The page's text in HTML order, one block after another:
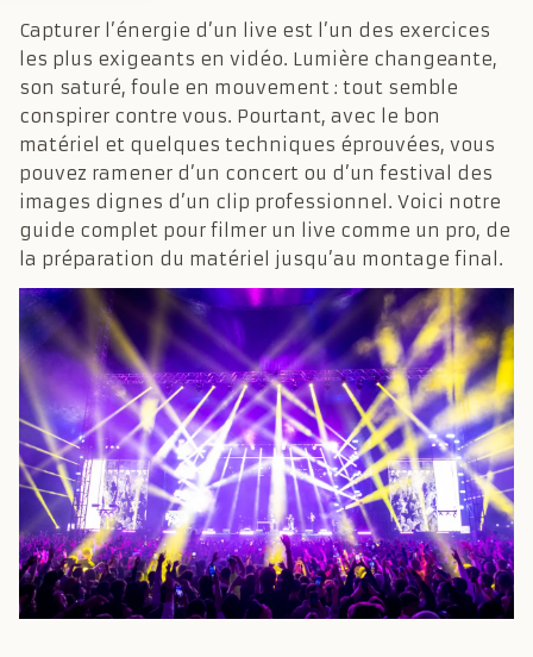
Capturer l’énergie d’un live est l’un des exercices
les plus exigeants en vidéo. Lumière changeante,
son saturé, foule en mouvement : tout semble
conspirer contre vous. Pourtant, avec le bon
matériel et quelques techniques éprouvées, vous
pouvez ramener d’un concert ou d’un festival des
images dignes d’un clip professionnel. Voici notre
guide complet pour filmer un live comme un pro, de
la préparation du matériel jusqu’au montage final.